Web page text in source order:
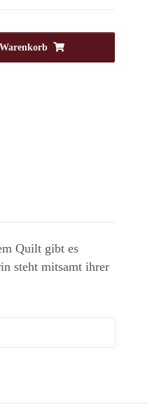
Quilt gibt es
steht mitsamt ihrer